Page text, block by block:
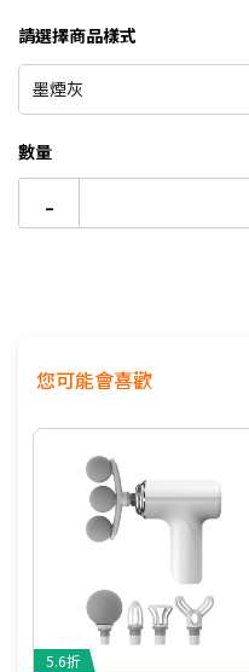
輕量1.5Kg｜全機僅
人體工學｜貼合曲線
獨立溫控｜模擬
一機多用｜腰背/
請選擇商品樣式
墨煙灰
數量
-
您可能會喜歡
5.6折